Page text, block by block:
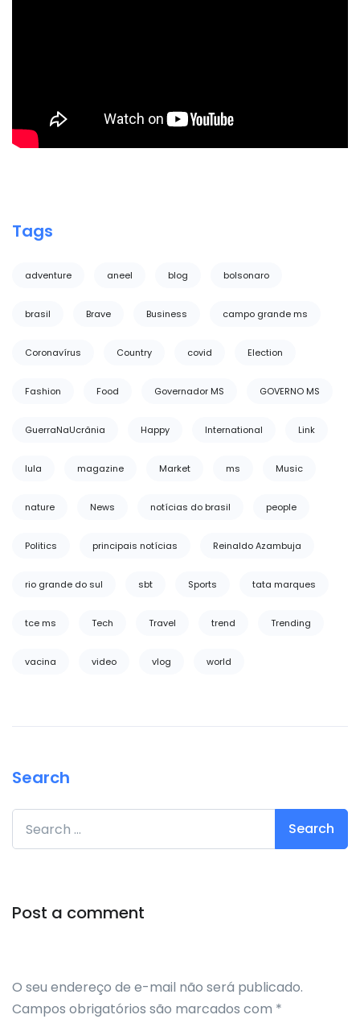
Tags
adventure aneel blog bolsonaro
brasil Brave Business campo grande ms
Coronavírus Country covid Election
Fashion Food Governador MS GOVERNO MS
GuerraNaUcrânia Happy International Link
lula magazine Market ms Music
nature News notícias do brasil people
Politics principais notícias Reinaldo Azambuja
rio grande do sul sbt Sports tata marques
tce ms Tech Travel trend Trending
vacina video vlog world
Search
Search for:
Post a comment
O seu endereço de e-mail não será publicado.
Campos obrigatórios são marcados com *